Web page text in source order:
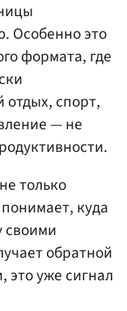
Особенно это
формата, где
спорт,
— не
только
куда
своими
обратной
это уже сигнал